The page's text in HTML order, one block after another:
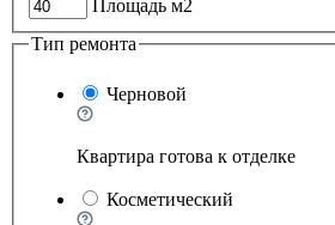
Площадь м2
Тип ремонта
Черновой
Квартира готова к отделке
Косметический